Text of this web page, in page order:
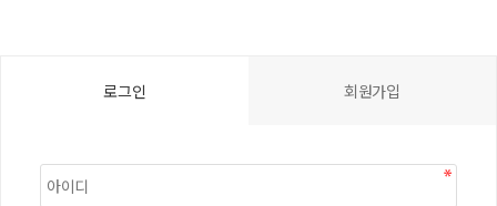
로그인 회원가입